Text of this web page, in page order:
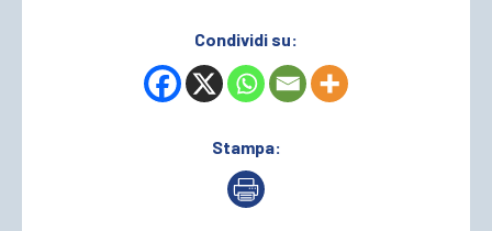
Condividi su:
Stampa: